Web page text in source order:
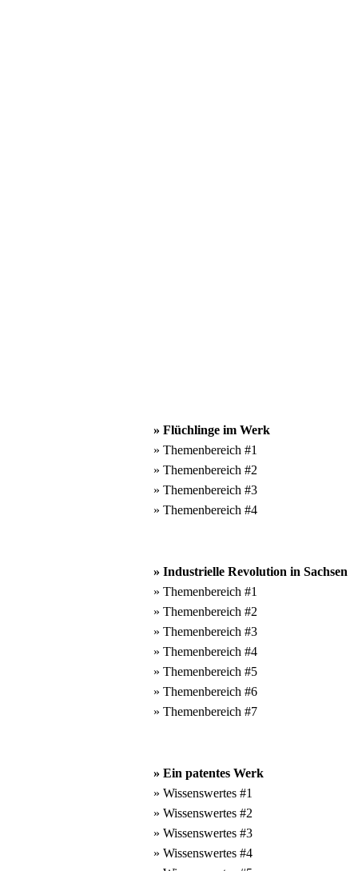
» Flüchlinge im Werk
» Themenbereich #1
» Themenbereich #2
» Themenbereich #3
» Themenbereich #4
» Industrielle Revolution in Sachsen
» Themenbereich #1
» Themenbereich #2
» Themenbereich #3
» Themenbereich #4
» Themenbereich #5
» Themenbereich #6
» Themenbereich #7
» Ein patentes Werk
» Wissenswertes #1
» Wissenswertes #2
» Wissenswertes #3
» Wissenswertes #4